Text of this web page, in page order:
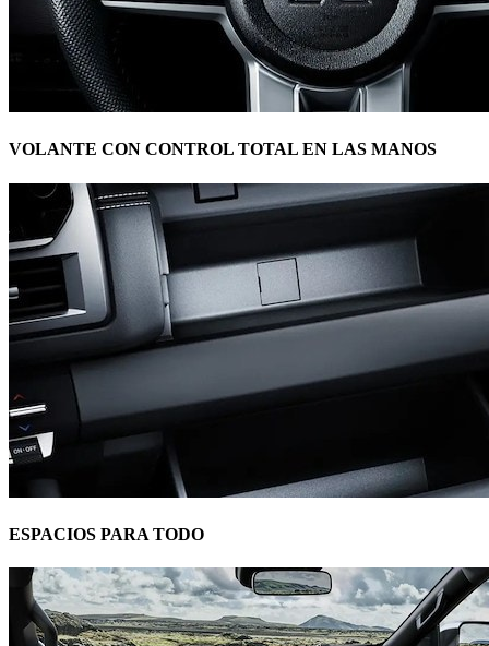
VOLANTE CON CONTROL TOTAL EN LAS MANOS
ESPACIOS PARA TODO